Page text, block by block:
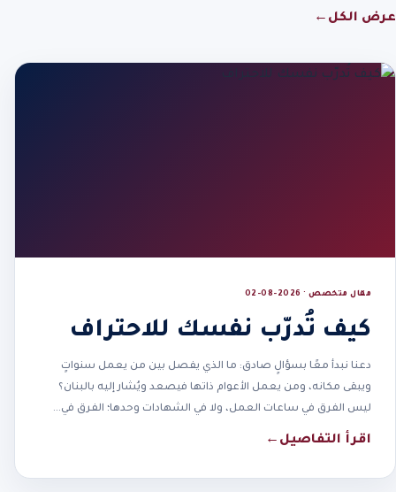
عرض الكل ←
مقال متخصص · 2026-08-02
كيف تُدرّب نفسك للاحتراف
دعنا نبدأ معًا بسؤالٍ صادق: ما الذي يفصل بين من يعمل سنواتٍ
ويبقى مكانه، ومن يعمل الأعوام ذاتها فيصعد ويُشار إليه بالبنان؟
ليس الفرق في ساعات العمل، ولا في الشهادات وحدها؛ الفرق في…
اقرأ التفاصيل ←